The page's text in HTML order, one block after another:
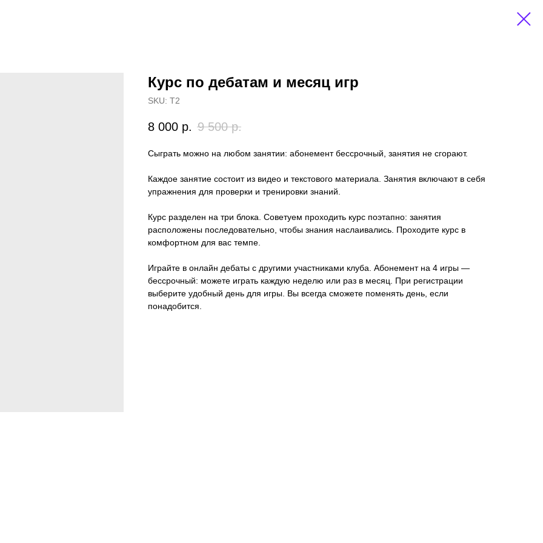
Курс по дебатам и месяц игр
SKU: T2
8 000 р. 9 500 р.
Сыграть можно на любом занятии: абонемент бессрочный, занятия не сгорают.
Каждое занятие состоит из видео и текстового материала. Занятия включают в себя
упражнения для проверки и тренировки знаний.
Курс разделен на три блока. Советуем проходить курс поэтапно: занятия
расположены последовательно, чтобы знания наслаивались. Проходите курс в
комфортном для вас темпе.
Играйте в онлайн дебаты с другими участниками клуба. Абонемент на 4 игры —
бессрочный: можете играть каждую неделю или раз в месяц. При регистрации
выберите удобный день для игры. Вы всегда сможете поменять день, если
понадобится.